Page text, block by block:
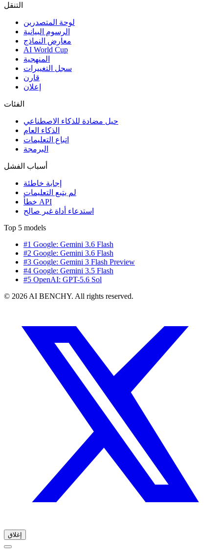
التنقل
لوحة المتصدرين
الرسوم البيانية
معارض النماذج
AI World Cup
المنهجية
سجل التغييرات
قارن
إعلان
الفئات
حيل مضادة للذكاء الاصطناعي
الذكاء العام
اتباع التعليمات
البرمجة
أسباب الفشل
إجابة خاطئة
لم يتبع التعليمات
خطأ API
استدعاء أداة غير صالح
Top 5 models
#1 Google: Gemini 3.6 Flash
#2 Google: Gemini 3.6 Flash
#3 Google: Gemini 3 Flash Preview
#4 Google: Gemini 3.5 Flash
#5 OpenAI: GPT-5.6 Sol
© 2026 AI BENCHY. All rights reserved.
إغلاق